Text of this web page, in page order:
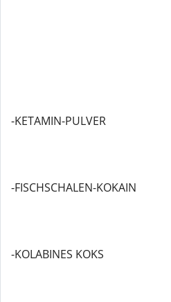
-KETAMIN-PULVER
-FISCHSCHALEN-KOKAIN
-KOLABINES KOKS